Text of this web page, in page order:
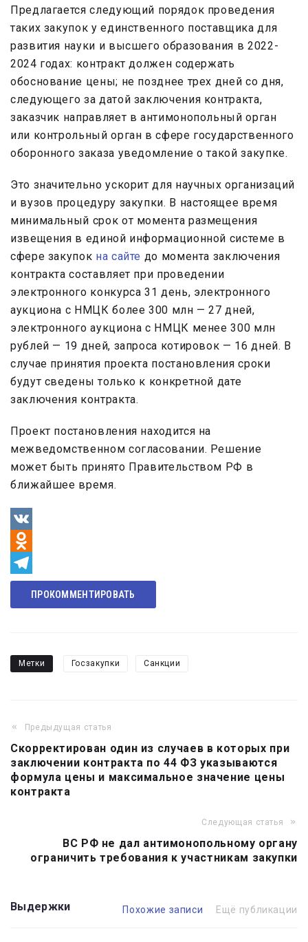
Предлагается следующий порядок проведения
таких закупок у единственного поставщика для
развития науки и высшего образования в 2022-
2024 годах: контракт должен содержать
обоснование цены; не позднее трех дней со дня,
следующего за датой заключения контракта,
заказчик направляет в антимонопольный орган
или контрольный орган в сфере государственного
оборонного заказа уведомление о такой закупке.
Это значительно ускорит для научных организаций
и вузов процедуру закупки. В настоящее время
минимальный срок от момента размещения
извещения в единой информационной системе в
сфере закупок на сайте до момента заключения
контракта составляет при проведении
электронного конкурса 31 день, электронного
аукциона с НМЦК более 300 млн — 27 дней,
электронного аукциона с НМЦК менее 300 млн
рублей — 19 дней, запроса котировок — 16 дней. В
случае принятия проекта постановления сроки
будут сведены только к конкретной дате
заключения контракта.
Проект постановления находится на
межведомственном согласовании. Решение
может быть принято Правительством РФ в
ближайшее время.
VK
Odnoklassniki
Telegram
ПРОКОММЕНТИРОВАТЬ
Метки Госзакупки Санкции
Навигация
по
записям
Предыдущая статья
Скорректирован один из случаев в которых при
заключении контракта по 44 ФЗ указываются
формула цены и максимальное значение цены
контракта
Следующая статья
ВС РФ не дал антимонопольному органу
ограничить требования к участникам закупки
Выдержки Похожие записи Ещё публикации